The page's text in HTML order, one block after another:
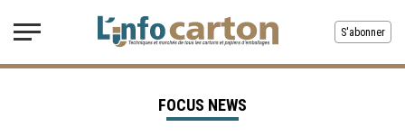
S'abonner
FOCUS NEWS